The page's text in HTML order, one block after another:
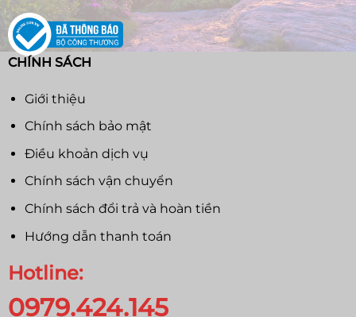
CHÍNH SÁCH
Giới thiệu
Chính sách bảo mật
Điều khoản dịch vụ
Chính sách vận chuyển
Chính sách đổi trả và hoàn tiền
Hướng dẫn thanh toán
Hotline:
0979.424.145